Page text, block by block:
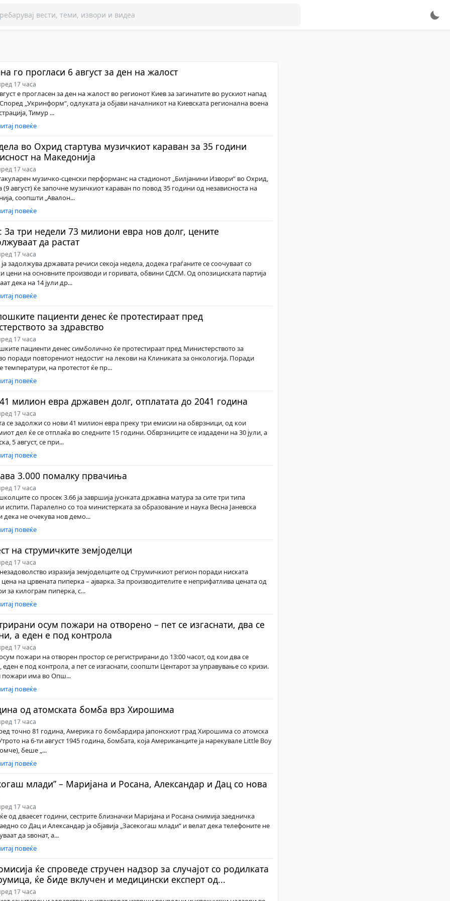
го прогласи 6 август за ден на жалост
17 часа
е прогласен за ден на жалост во регионот Киев за загинатите во рускиот напад
„Укринформ“, одлуката ја објави началникот на Киевската регионална воена
Тимур ...
повеќе
во Охрид стартува музичкиот караван за 35 години
на Македонија
17 часа
музичко-сценски перформанс на стадионот „Билјанини Извори“ во Охрид,
(9 август) ќе започне музичкиот караван по повод 35 години од независноста на
соопшти „Авалон...
повеќе
три недели 73 милиони евра нов долг, цените
да растат
17 часа
задолжува државата речиси секоја недела, додека граѓаните се соочуваат со
цени на основните производи и горивата, обвини СДСМ. Од опозициската партија
дека на 14 јули др...
повеќе
пациенти денес ќе протестираат пред
за здравство
17 часа
пациенти денес симболично ќе протестираат пред Министерството за
поради повторениот недостиг на лекови на Клиниката за онкологија. Поради
температури, на протестот ќе пр...
повеќе
милион евра државен долг, отплатата до 2041 година
17 часа
се задолжи со нови 41 милион евра преку три емисии на обврзници, од кои
дел ќе се отплаќа во следните 15 години. Обврзниците се издадени на 30 јули, а
5 август, се при...
повеќе
3.000 помалку првачиња
17 часа
со просек 3.66 ја завршија јуснката државна матура за сите три типа
испити. Паралелно со тоа министерката за образование и наука Весна Јаневска
дека не очекува нов демо...
повеќе
на струмичките земјоделци
17 часа
изразија земјоделците од Струмичкиот регион поради ниската
на црвената пиперка – ајварка. За производителите е неприфатлива цената од
за килограм пиперка, с...
повеќе
осум пожари на отворено – пет се изгаснати, два се
а еден е под контрола
17 часа
пожари на отворен простор се регистрирани до 13:00 часот, од кои два се
еден е под контрола, а пет се изгаснати, соопшти Центарот за управување со кризи.
пожари има во Опш...
повеќе
од атомската бомба врз Хирошима
17 часа
точно 81 година, Америка го бомбардира јапонскиот град Хирошима со атомска
на 6-ти август 1945 година, бомбата, која Американците ја нарекувале Little Boy
беше „...
повеќе
млади” – Маријана и Росана, Александар и Дац со нова
17 часа
од дваесет години, сестрите близначки Маријана и Росана снимија заедничка
со Дац и Александар ја објавија „Засекогаш млади“ и велат дека телефоните не
да ѕвонат, а...
повеќе
ќе спроведе стручен надзор за случајот со родилката
ќе биде вклучен и медицински експерт од...
17 часа